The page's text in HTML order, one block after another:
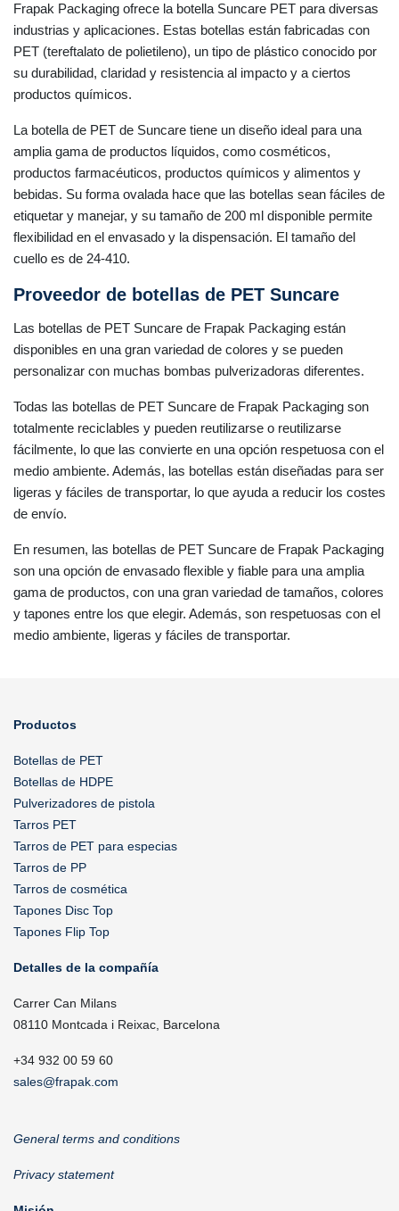
Frapak Packaging ofrece la botella Suncare PET para diversas
industrias y aplicaciones. Estas botellas están fabricadas con
PET (tereftalato de polietileno), un tipo de plástico conocido por
su durabilidad, claridad y resistencia al impacto y a ciertos
productos químicos.
La botella de PET de Suncare tiene un diseño ideal para una
amplia gama de productos líquidos, como cosméticos,
productos farmacéuticos, productos químicos y alimentos y
bebidas. Su forma ovalada hace que las botellas sean fáciles de
etiquetar y manejar, y su tamaño de 200 ml disponible permite
flexibilidad en el envasado y la dispensación. El tamaño del
cuello es de 24-410.
Proveedor de botellas de PET Suncare
Las botellas de PET Suncare de Frapak Packaging están
disponibles en una gran variedad de colores y se pueden
personalizar con muchas bombas pulverizadoras diferentes.
Todas las botellas de PET Suncare de Frapak Packaging son
totalmente reciclables y pueden reutilizarse o reutilizarse
fácilmente, lo que las convierte en una opción respetuosa con el
medio ambiente. Además, las botellas están diseñadas para ser
ligeras y fáciles de transportar, lo que ayuda a reducir los costes
de envío.
En resumen, las botellas de PET Suncare de Frapak Packaging
son una opción de envasado flexible y fiable para una amplia
gama de productos, con una gran variedad de tamaños, colores
y tapones entre los que elegir. Además, son respetuosas con el
medio ambiente, ligeras y fáciles de transportar.
Productos
Botellas de PET
Botellas de HDPE
Pulverizadores de pistola
Tarros PET
Tarros de PET para especias
Tarros de PP
Tarros de cosmética
Tapones Disc Top
Tapones Flip Top
Detalles de la compañía
Carrer Can Milans
08110 Montcada i Reixac, Barcelona
+34 932 00 59 60
sales@frapak.com
General terms and conditions
Privacy statement